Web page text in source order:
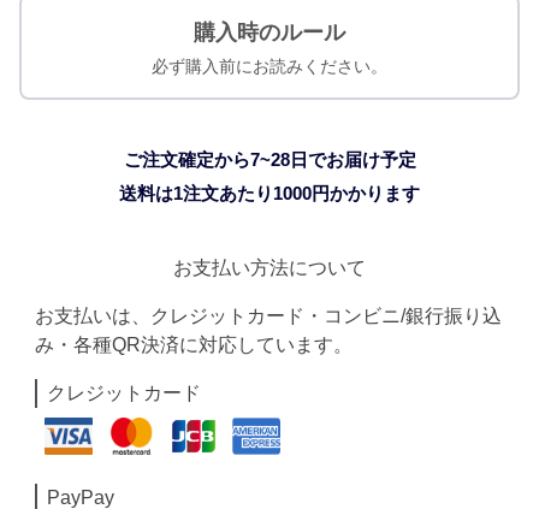
購入時のルール
必ず購入前にお読みください。
ご注文確定から7~28日でお届け予定
送料は1注文あたり 1000円かかります
お支払い方法について
お支払いは、クレジットカード・コンビニ/銀行振り込
み・各種QR決済に対応しています。
クレジットカード
PayPay